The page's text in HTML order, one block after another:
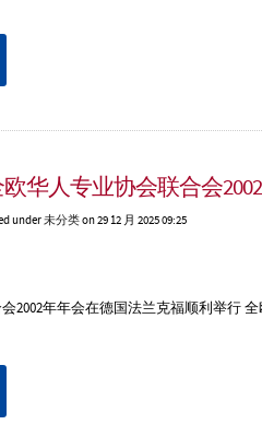
华人专业协会联合会
under未分类on 29 12 月 2025 09:25
2002年年会在德国法兰克福顺利举行